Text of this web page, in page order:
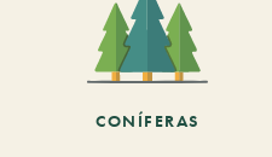
CONÍFERAS